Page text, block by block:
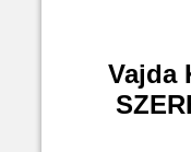
Vajda